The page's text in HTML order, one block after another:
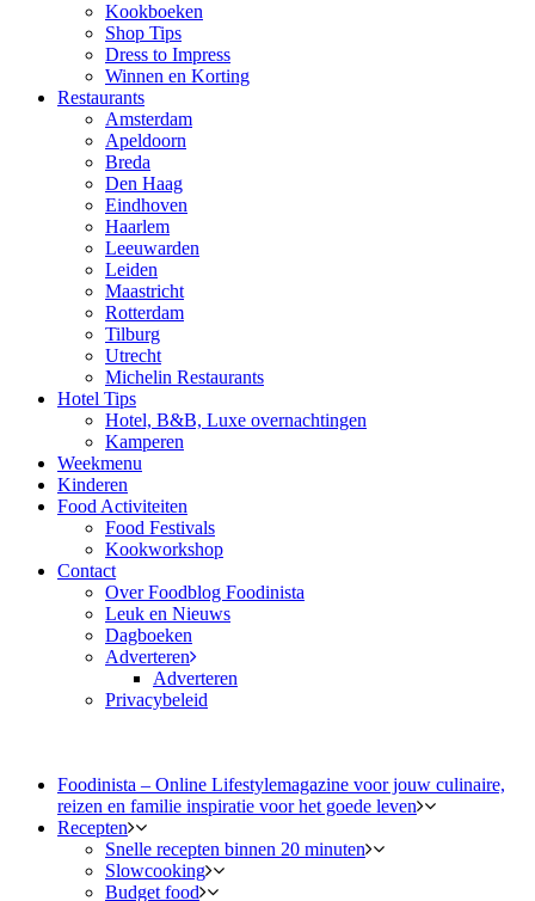
Kookboeken
Shop Tips
Dress to Impress
Winnen en Korting
Restaurants
Amsterdam
Apeldoorn
Breda
Den Haag
Eindhoven
Haarlem
Leeuwarden
Leiden
Maastricht
Rotterdam
Tilburg
Utrecht
Michelin Restaurants
Hotel Tips
Hotel, B&B, Luxe overnachtingen
Kamperen
Weekmenu
Kinderen
Food Activiteiten
Food Festivals
Kookworkshop
Contact
Over Foodblog Foodinista
Leuk en Nieuws
Dagboeken
Adverteren
Adverteren
Privacybeleid
Foodinista – Online Lifestylemagazine voor jouw culinaire,
reizen en familie inspiratie voor het goede leven
Recepten
Snelle recepten binnen 20 minuten
Slowcooking
Budget food